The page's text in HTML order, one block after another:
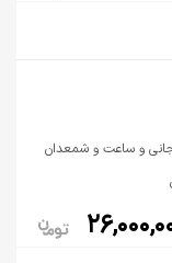
و ساعت و شمعدان